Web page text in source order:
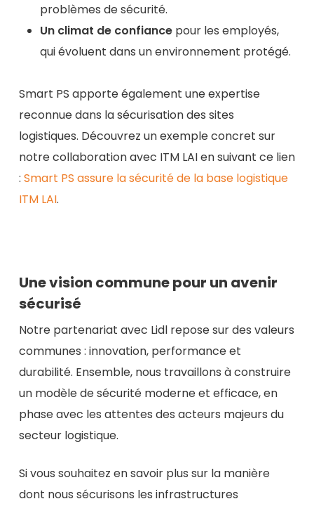
problèmes de sécurité.
Un climat de confiancepour les employés,
qui évoluent dans un environnement protégé.
Smart PS apporte également une expertise
reconnue dans la sécurisation des sites
logistiques. Découvrez un exemple concret sur
notre collaboration avec ITM LAI en suivant ce lien
: Smart PS assure la sécurité de la base logistique
ITM LAI.
Une vision commune pour un avenir
sécurisé
Notre partenariat avec Lidl repose sur des valeurs
communes : innovation, performance et
durabilité. Ensemble, nous travaillons à construire
un modèle de sécurité moderne et efficace, en
phase avec les attentes des acteurs majeurs du
secteur logistique.
Si vous souhaitez en savoir plus sur la manière
dont nous sécurisons les infrastructures